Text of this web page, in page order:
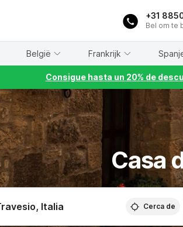
+31
Bel om te
België Frankrijk
Consigue hasta un 20% de
Casa
Cerca de